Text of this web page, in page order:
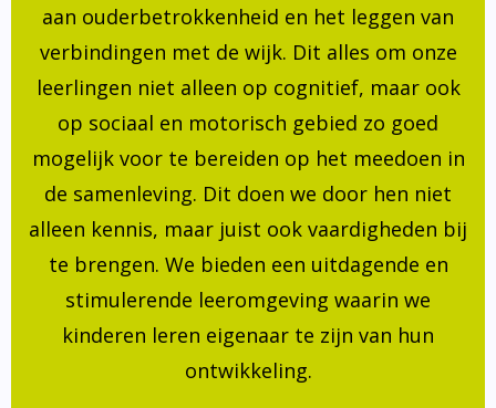
aan ouderbetrokkenheid en het leggen van
verbindingen met de wijk. Dit alles om onze
leerlingen niet alleen op cognitief, maar ook
op sociaal en motorisch gebied zo goed
mogelijk voor te bereiden op het meedoen in
de samenleving. Dit doen we door hen niet
alleen kennis, maar juist ook vaardigheden bij
te brengen. We bieden een uitdagende en
stimulerende leeromgeving waarin we
kinderen leren eigenaar te zijn van hun
ontwikkeling.